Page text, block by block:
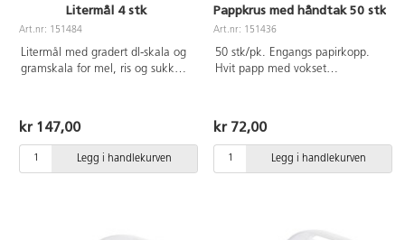
Litermål 4 stk
Art.nr: 151484
Litermål med gradert dl-skala og
gramskala for mel, ris og sukker.
-40°C til +90°. Laget av
krystallklar SAN-plast.
kr 147,00
Legg i handlekurven
Pappkrus med håndtak 50 stk
Art.nr: 151436
50 stk/pk. Engangs papirkopp.
Hvit papp med vokset
18 cl.
kr 72,00
Legg i handlekurven